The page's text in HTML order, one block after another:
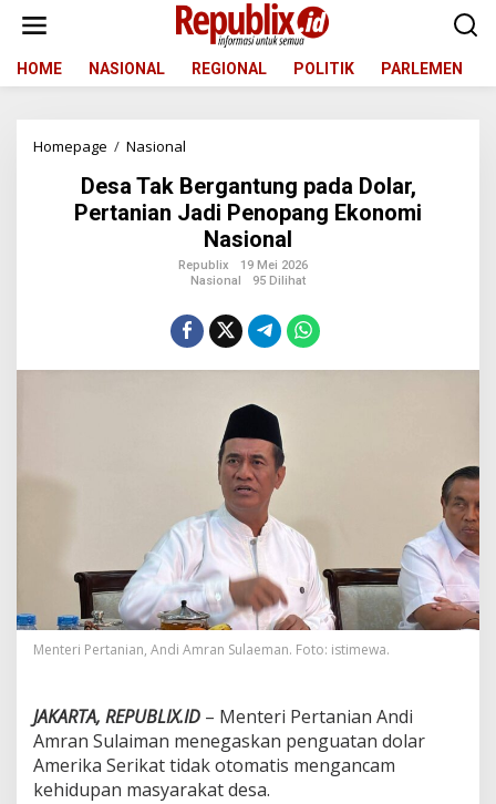
t
HOME NASIONAL REGIONAL POLITIK PARLEMEN
Homepage / Nasional
s
a
T
k
B
r
g
a
d
a
D
o
l
a
r
e
r
t
a
n
Desa Tak Bergantung pada Dolar,
Pertanian Jadi Penopang Ekonomi
Nasional
Republix
19 Mei 2026
Nasional
95 Dilihat
Menteri Pertanian, Andi Amran Sulaeman. Foto: istimewa.
JAKARTA, REPUBLIX.ID – Menteri Pertanian Andi
Amran Sulaiman menegaskan penguatan dolar
Amerika Serikat tidak otomatis mengancam
kehidupan masyarakat desa.